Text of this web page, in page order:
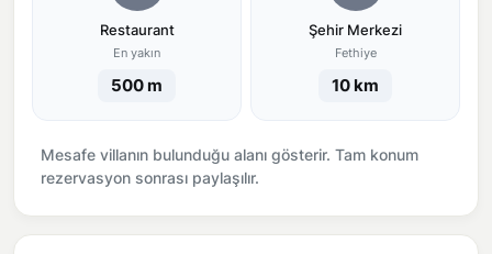
Restaurant
En yakın
500 m
Şehir Merkezi
Fethiye
10 km
Mesafe villanın bulunduğu alanı gösterir. Tam konum
rezervasyon sonrası paylaşılır.